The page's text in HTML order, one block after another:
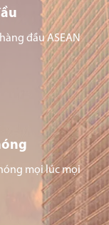
đầu ASEAN
mọi lúc mọi